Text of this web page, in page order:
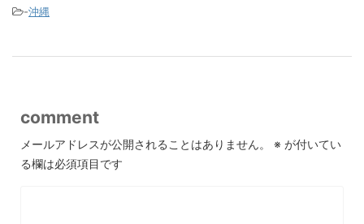
-沖縄
comment
メールアドレスが公開されることはありません。 ※ が付いてい
る欄は必須項目です